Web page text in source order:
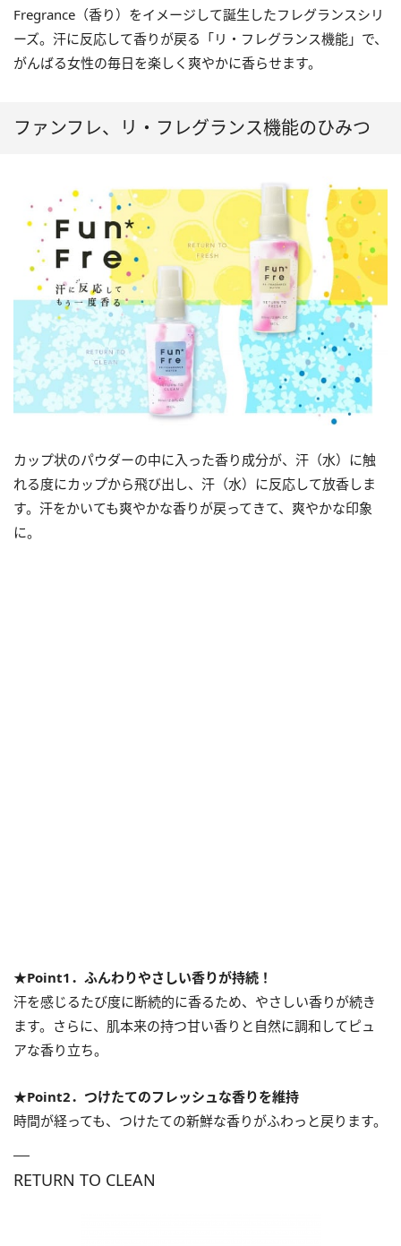
Fregrance（香り）をイメージして誕生したフレグランスシリ
ーズ。汗に反応して香りが戻る「リ・フレグランス機能」で、
がんばる女性の毎日を楽しく爽やかに香らせます。
ファンフレ、リ・フレグランス機能のひみつ
カップ状のパウダーの中に入った香り成分が、汗（水）に触
れる度にカップから飛び出し、汗（水）に反応して放香しま
す。汗をかいても爽やかな香りが戻ってきて、爽やかな印象
に。
★Point1．ふんわりやさしい香りが持続！
汗を感じるたび度に断続的に香るため、やさしい香りが続き
ます。さらに、肌本来の持つ甘い香りと自然に調和してピュ
アな香り立ち。
★Point2．つけたてのフレッシュな香りを維持
時間が経っても、つけたての新鮮な香りがふわっと戻ります。
RETURN TO CLEAN